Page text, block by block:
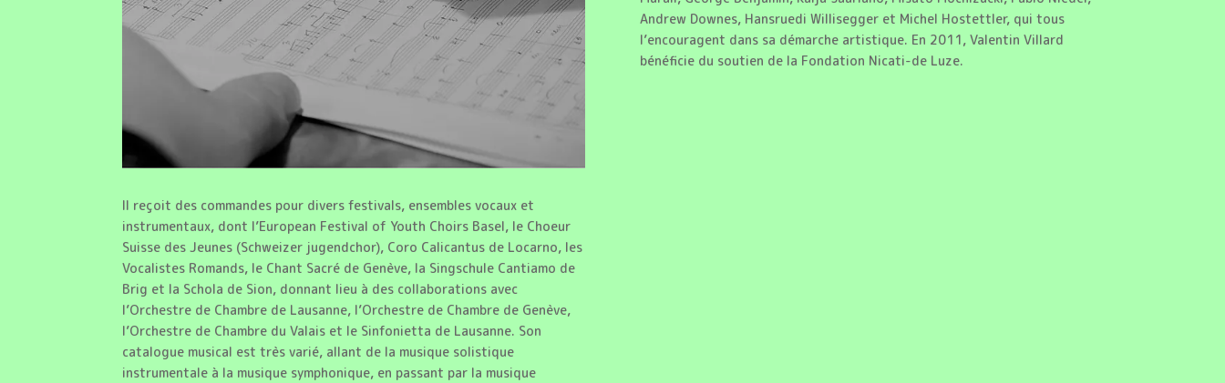
Il reçoit des commandes pour divers festivals, ensembles vocaux et
instrumentaux, dont l’European Festival of Youth Choirs Basel, le Choeur
Suisse des Jeunes (Schweizer jugendchor), Coro Calicantus de Locarno, les
Vocalistes Romands, le Chant Sacré de Genève, la Singschule Cantiamo de
Brig et la Schola de Sion, donnant lieu à des collaborations avec
l’Orchestre de Chambre de Lausanne, l’Orchestre de Chambre de Genève,
l’Orchestre de Chambre du Valais et le Sinfonietta de Lausanne. Son
catalogue musical est très varié, allant de la musique solistique
instrumentale à la musique symphonique, en passant par la musique
Andrew Downes, Hansruedi Willisegger et Michel Hostettler, qui tous
l’encouragent dans sa démarche artistique. En 2011, Valentin Villard
bénéficie du soutien de la Fondation Nicati-de Luze.